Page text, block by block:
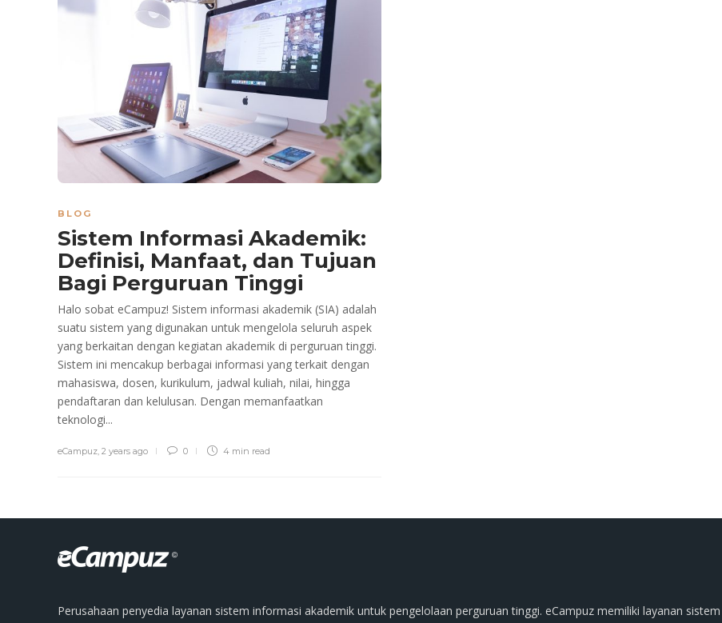
BLOG
Sistem Informasi Akademik:
Definisi, Manfaat, dan Tujuan
Bagi Perguruan Tinggi
Halo sobat eCampuz! Sistem informasi akademik (SIA) adalah
suatu sistem yang digunakan untuk mengelola seluruh aspek
yang berkaitan dengan kegiatan akademik di perguruan tinggi.
Sistem ini mencakup berbagai informasi yang terkait dengan
mahasiswa, dosen, kurikulum, jadwal kuliah, nilai, hingga
pendaftaran dan kelulusan. Dengan memanfaatkan
teknologi...
eCampuz 2 years ago 0 4 min read
Perusahaan penyedia layanan sistem informasi akademik untuk pengelolaan perguruan tinggi. eCampuz memiliki layanan